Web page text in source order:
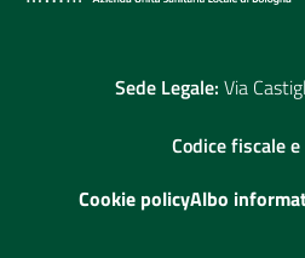
Sede Legale: Via
Codice fiscale
Cookie policyAlbo